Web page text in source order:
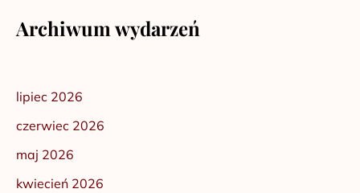
Archiwum wydarzeń
lipiec 2026
czerwiec 2026
maj 2026
kwiecień 2026